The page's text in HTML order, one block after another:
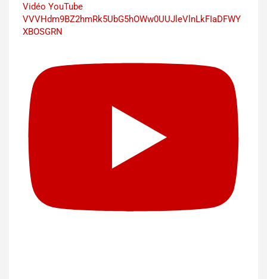
Vidéo YouTube
VVVHdm9BZ2hmRk5UbG5hOWw0UUJleVlnLkFIaDFWY
XBOSGRN